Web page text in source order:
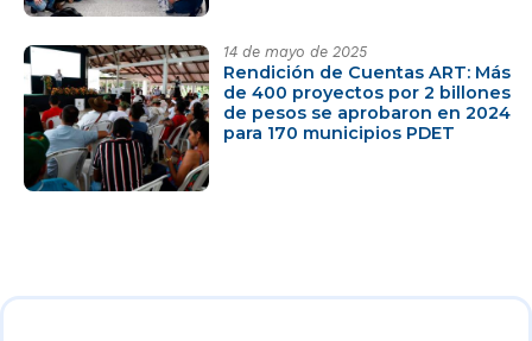
14 de mayo de 2025
Rendición de Cuentas ART: Más
de 400 proyectos por 2 billones
de pesos se aprobaron en 2024
para 170 municipios PDET